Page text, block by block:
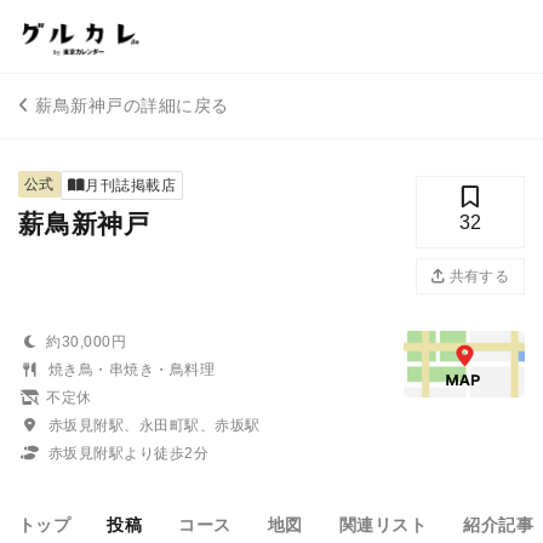
薪鳥新神戸の詳細に戻る
公式 月刊誌掲載店
薪鳥新神戸 32
共有する
約30,000円
焼き鳥・串焼き・鳥料理
不定休
赤坂見附駅、永田町駅、赤坂駅
赤坂見附駅より徒歩2分
トップ 投稿 コース 地図 関連リスト 紹介記事